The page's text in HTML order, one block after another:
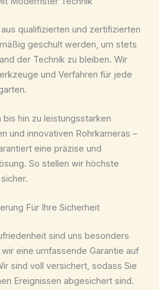
qualifizierten und zertifizierten
geschult werden, um stets
der Technik zu bleiben. Wir
und Verfahren für jede
bis hin zu leistungsstarken
und innovativen Rohrkameras –
eine präzise und
So stellen wir höchste
Für Ihre Sicherheit
sind uns besonders
eine umfassende Garantie auf
sind voll versichert, sodass Sie
Ereignissen abgesichert sind.